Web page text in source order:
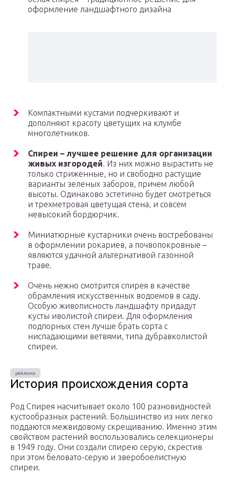
оформление ландшафтного дизайна
Компактными кустами подчеркивают и
дополняют красоту цветущих на клумбе
многолетников.
Спиреи – лучшее решение для организации
живых изгородей. Из них можно вырастить не
только стриженные, но и свободно растущие
варианты зеленых заборов, причем любой
высоты. Одинаково эстетично будет смотреться
и трехметровая цветущая стена, и совсем
невысокий бордюрчик.
Миниатюрные кустарники очень востребованы
в оформлении рокариев, а почвопокровные –
являются удачной альтернативой газонной
траве.
Очень нежно смотрится спирея в качестве
обрамления искусственных водоемов в саду.
Особую живописность ландшафту придадут
кусты иволистой спиреи. Для оформления
подпорных стен лучше брать сорта с
ниспадающими ветвями, типа дубравколистой
спиреи.
История происхождения сорта
Род Спирея насчитывает около 100 разновидностей
кустообразных растений. Большинство из них легко
поддаются межвидовому скрещиванию. Именно этим
свойством растений воспользовались селекционеры
в 1949 году. Они создали спирею серую, скрестив
при этом беловато-серую и зверобоелистную
спиреи.